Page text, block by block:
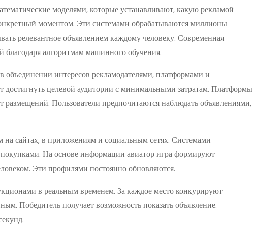
моделями, которые устанавливают, какую рекламой
моментом. Эти системами обрабатываются миллионы
релевантное объявлением каждому человеку. Современная
благодаря алгоритмам машинного обучения.
объединении интересов рекламодателями, платформами и
достигнуть целевой аудитории с минимальными затратам. Платформы
размещений. Пользователи предпочитаются наблюдать объявлениями,
сайтах, в приложениям и социальным сетях. Системами
На основе информации авиатор игра формируют
Эти профилями постоянно обновляются.
в реальным временем. За каждое место конкурируют
Победитель получает возможность показать объявление.